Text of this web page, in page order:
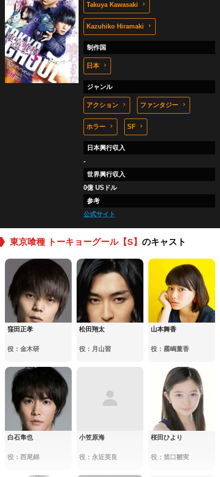
Takuya Kawasaki
Kazuhiko Hiramaki
制作国
日本
ジャンル
アクション ファンタジー
ホラー SF
日本興行収入
-
世界興行収入
0億 USドル
参考
公式サイト
東京喰種 トーキョーグール【S】 のキャスト
窪田正孝
役：金木研
松田翔太
役：月山習
山本舞香
役：霧嶋董香
白石隼也
役：西尾錦
小笠原海
役：永近英良
桜田ひより
役：笛口雛実